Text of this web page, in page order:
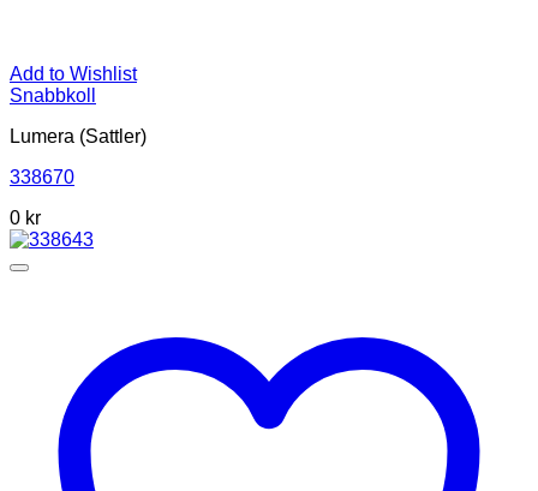
Add to Wishlist
Snabbkoll
Lumera (Sattler)
338670
0 kr